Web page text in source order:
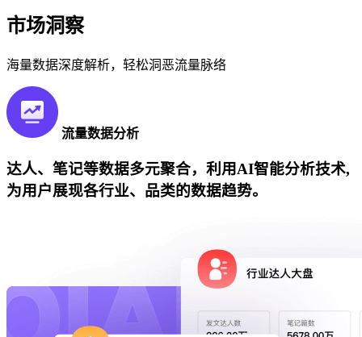
市场洞察
海量数据深度解析，轻松洞恶流量脉络
流量数据分析
达人、笔记等数据多元聚合，利用AI智能分析技术,
为用户展现各行业、品类的数据趋势。